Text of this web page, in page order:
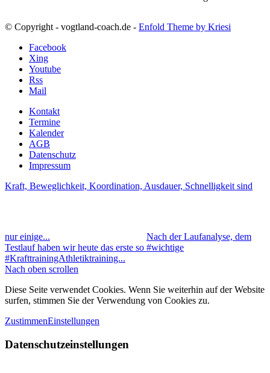
© Copyright - vogtland-coach.de - Enfold Theme by Kriesi
Facebook
Xing
Youtube
Rss
Mail
Kontakt
Termine
Kalender
AGB
Datenschutz
Impressum
Kraft, Beweglichkeit, Koordination, Ausdauer, Schnelligkeit sind
nur einige...
Nach der Laufanalyse, dem
Testlauf haben wir heute das erste so #wichtige
#KrafttrainingAthletiktraining...
Nach oben scrollen
Diese Seite verwendet Cookies. Wenn Sie weiterhin auf der Website
surfen, stimmen Sie der Verwendung von Cookies zu.
ZustimmenEinstellungen
Datenschutzeinstellungen